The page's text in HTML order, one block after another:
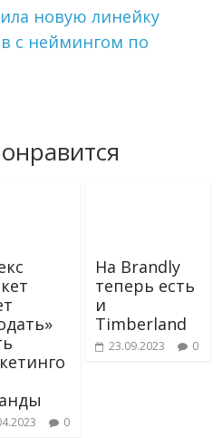
новую линейку
с неймингом по
0
На Brandly
теперь есть
и
Timberland
23.09.2023 0